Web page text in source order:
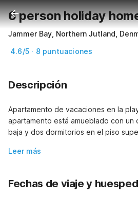
6 person holiday
Jammer Bay, Northern Jutland,
4.6/5 · 8 puntuaciones
Descripción
Apartamento de vacaciones en la
apartamento está amueblado con un
baja y dos dormitorios en el piso
Leer más
Fechas de viaje y